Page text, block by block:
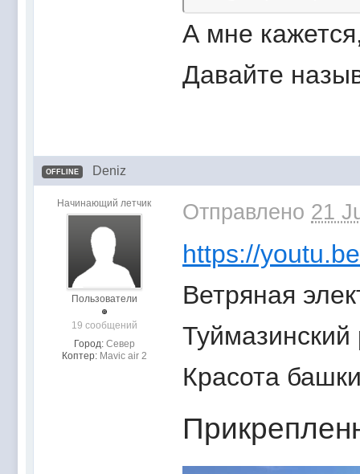
А мне
Давайте
OFFLINE Deniz
Начинающий летчик
Пользователи
19 сообщений
Город: Север
Коптер: Mavic air 2
Отправлено 21
https://
Ветряная
Красота